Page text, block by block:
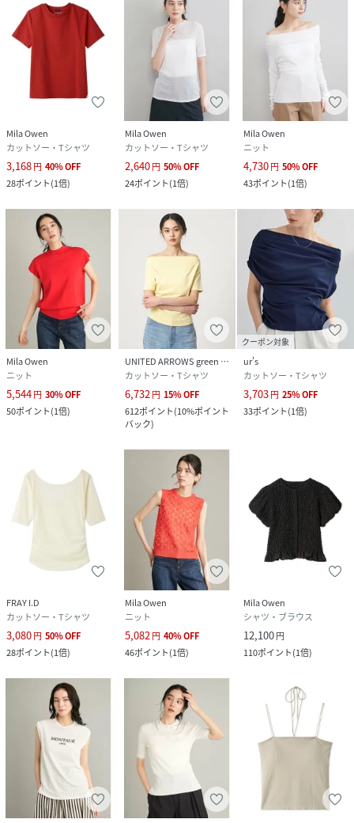
品番
RV5097_09WCT262180
09WCT262180-L4-3U RV5097
Mila Owen
カットソー・Tシャツ
3,168円 40%OFF
28ポイント(1倍)
Mila Owen
カットソー・Tシャツ
2,640円 50%OFF
24ポイント(1倍)
Mila Owen
ニット
4,730円 50%OFF
43ポイント(1倍)
Mila Owen
ニット
5,544円 30%OFF
50ポイント(1倍)
UNITED ARROWS green label relaxing
カットソー・Tシャツ
6,732円 15%OFF
612ポイント(10%ポイント
バック)
クーポン対象
ur's
カットソー・Tシャツ
3,703円 25%OFF
33ポイント(1倍)
FRAY I.D
カットソー・Tシャツ
3,080円 50%OFF
28ポイント(1倍)
Mila Owen
ニット
5,082 円 40%OFF
46ポイント(1倍)
Mila Owen
シャツ・ブラウス
12,100円
110ポイント(1倍)